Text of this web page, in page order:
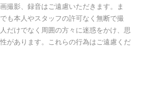
撮影、録音はご遠慮いただきます。ま
も本人やスタッフの許可なく無断で撮
だけでなく周囲の方々に迷惑をかけ、思
があります。これらの行為はご遠慮くだ